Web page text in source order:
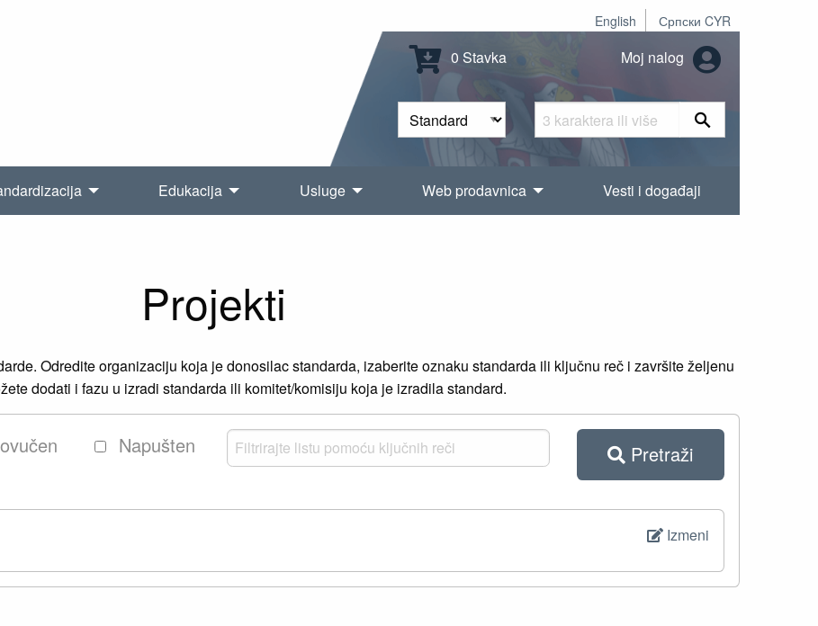
English Српски CYR
0 Stavka Moj nalog
Edukacija Usluge Web prodavnica Vesti i događaji
Projekti
Odredite organizaciju koja je donosilac standarda, izaberite oznaku standarda ili ključnu reč i završite željenu
dodati i fazu u izradi standarda ili komitet/komisiju koja je izradila standard.
Napušten Pretraži
Izmeni